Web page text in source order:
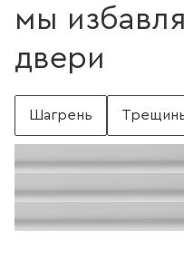
мы
двери
Шагрень
Поверхность без
Без трещин
Без зернистости